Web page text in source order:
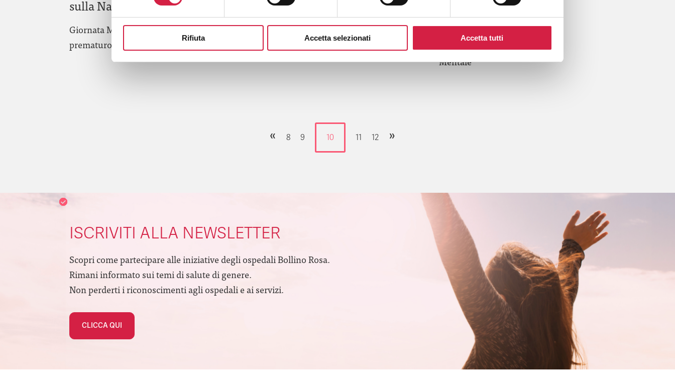
Rifiuta Accetta selezionati Accetta tutti
sulla Nascita Prematura
Giornata Mondiale del Neonato
prematuro
Osteoporosi
Giornata Mondiale dell’Osteoporosi
sulla Salute Mentale
Femminile
Giornata Mondiale sulla Salute
Mentale
« 8 9 10 11 12 »
ISCRIVITI ALLA NEWSLETTER
Scopri come partecipare alle iniziative degli ospedali Bollino Rosa.
Rimani informato sui temi di salute di genere.
Non perderti i riconoscimenti agli ospedali e ai servizi.
CLICCA QUI